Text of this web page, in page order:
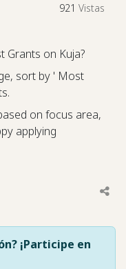
921 Vistas
Grants on Kuja?
sort by ' Most
on focus area,
applying
¡Participe en